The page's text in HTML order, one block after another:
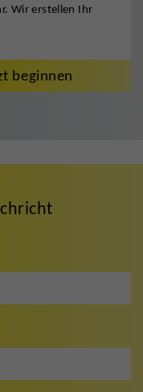
Wir erstellen Ihr
beginnen